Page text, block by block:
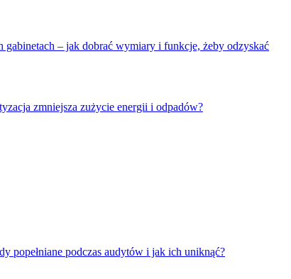
gabinetach – jak dobrać wymiary i funkcje, żeby odzyskać
zmniejsza zużycie energii i odpadów?
popełniane podczas audytów i jak ich uniknąć?